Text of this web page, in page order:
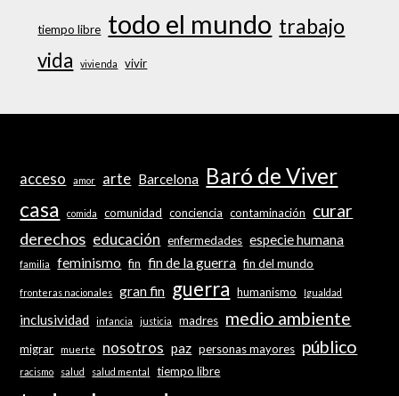
tiempo libre todo el mundo trabajo
vida vivienda vivir
acceso amor arte Barcelona Baró de Viver
casa comida comunidad conciencia contaminación curar
derechos educación enfermedades especie humana
familia feminismo fin fin de la guerra fin del mundo
fronteras nacionales gran fin guerra humanismo Igualdad
inclusividad infancia justicia madres medio ambiente
migrar muerte nosotros paz personas mayores público
racismo salud salud mental tiempo libre